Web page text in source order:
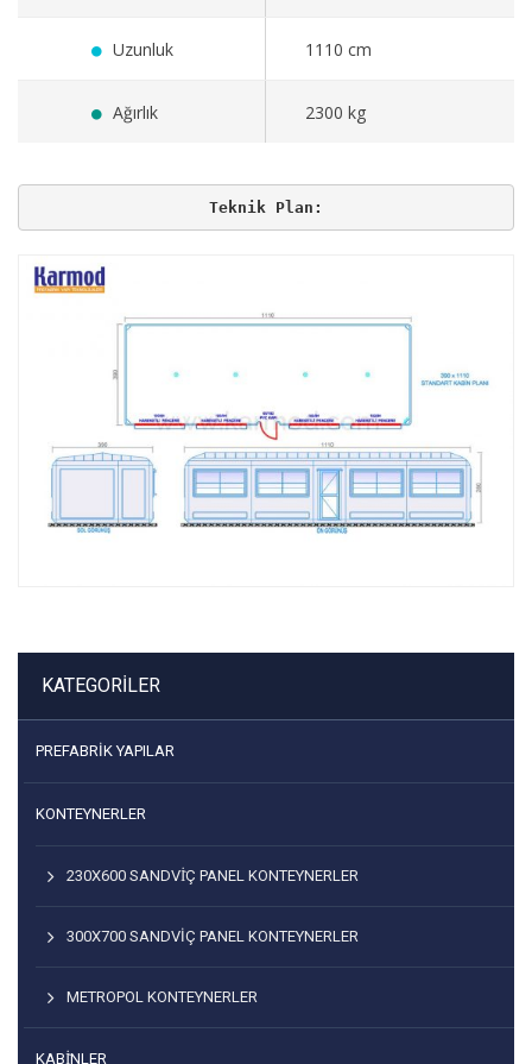
Uzunluk 1110 cm
Ağırlık 2300 kg
Teknik Plan:
KATEGORILER
PREFABRIK YAPILAR
KONTEYNERLER
230X600 SANDVİÇ PANEL KONTEYNERLER
300X700 SANDVIÇ PANEL KONTEYNERLER
METROPOL KONTEYNERLER
KABİNLER